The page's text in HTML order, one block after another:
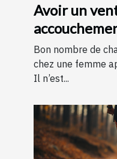
Avoir un
parvenir ?
Bon nombre de
chez une femme
Il n’est...